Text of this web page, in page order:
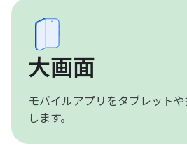
大画面
モバイルアプリをタブレット
します。